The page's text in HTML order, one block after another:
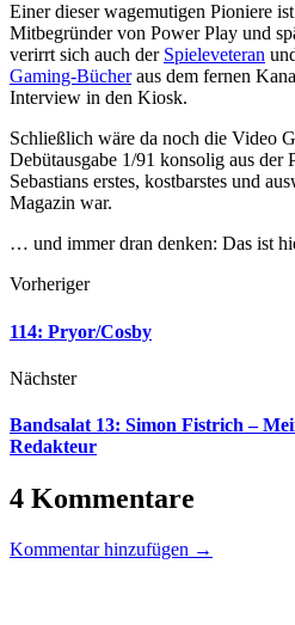
Einer dieser wagemutigen Pioniere
Mitbegründer von Power Play und
verirrt sich auch der Spieleveteran
Gaming-Bücheraus dem fernen
Interview in den Kiosk.
Schließlich wäre da noch die Video
Debütausgabe 1/91 konsolig aus der
Sebastians erstes, kostbarstes und
Magazin war.
… und immer dran denken: Das ist
Vorheriger
114: Pryor/Cosby
Nächster
Bandsalat 13: Simon Fistrich –
Redakteur
4 Kommentare
Kommentar hinzufügen →